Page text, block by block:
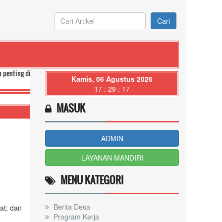
Cari
anda.
dan
Kamis, 06 Agustus 2026
17 : 29 : 18
MASUK
ADMIN
LAYANAN MANDIRI
MENU KATEGORI
Berita Desa
Program Kerja